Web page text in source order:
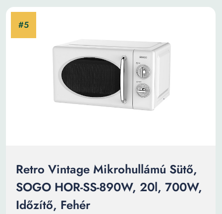
Retro Vintage Mikrohullámú Sütő,
SOGO HOR-SS-890W, 20l, 700W,
Időzítő, Fehér